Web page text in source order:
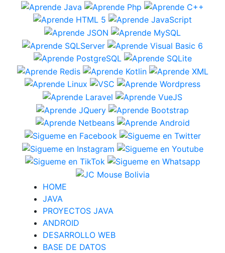
HOME
JAVA
PROYECTOS JAVA
ANDROID
DESARROLLO WEB
BASE DE DATOS